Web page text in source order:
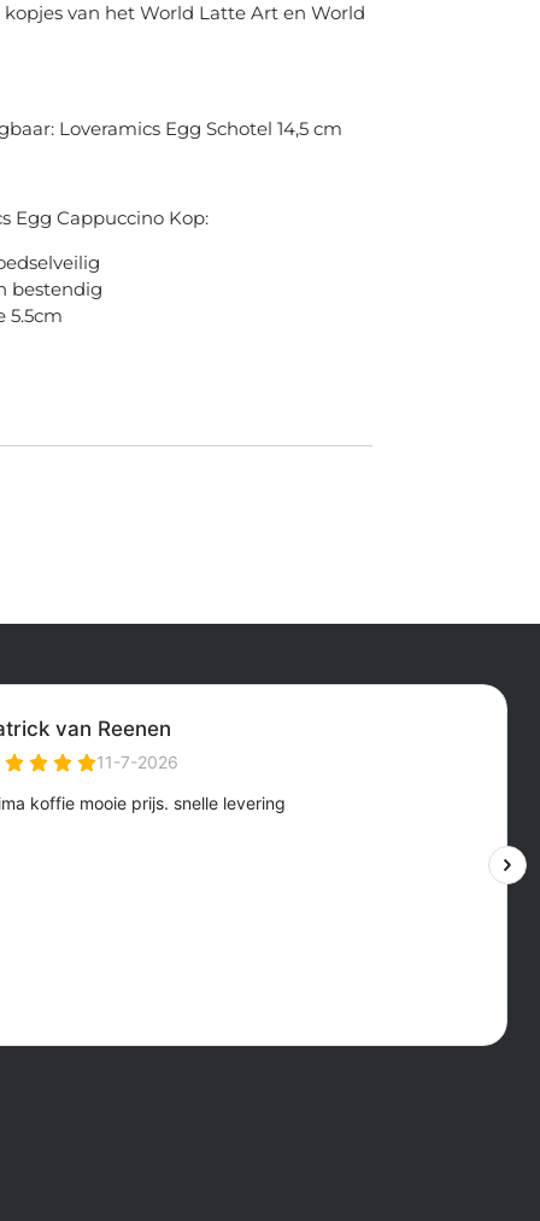
van het World Latte Art en World
Loveramics Egg Schotel 14,5 cm
Egg Cappuccino Kop:
bestendig
5.5cm